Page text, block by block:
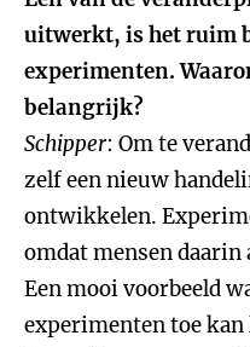
uitwerkt, is het ruim
experimenten.
belangrijk?
Schipper: Om te
zelf een nieuw
ontwikkelen.
omdat mensen daarin
Een mooi voorbeeld
experimenten toe